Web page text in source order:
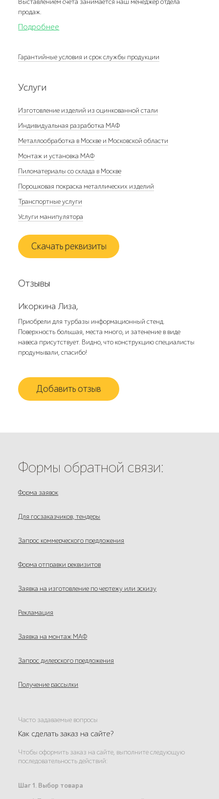
Выставлением счета занимается наш менеджер отдела
продаж.
Подробнее
Гарантийные условия и срок службы продукции
Услуги
Изготовление изделий из оцинкованной стали
Индивидуальная разработка МАФ
Металлообработка в Москве и Московской области
Монтаж и установка МАФ
Пиломатериалы со склада в Москве
Порошковая покраска металлических изделий
Транспортные услуги
Услуги манипулятора
Скачать реквизиты
Отзывы
Икоркина Лиза,
Приобрели для турбазы информационный стенд.
Поверхность большая, места много, и затенение в виде
навеса присутствует. Видно, что конструкцию специалисты
продумывали, спасибо!
Добавить отзыв
Формы обратной связи:
Форма заявок
Для госзаказчиков, тендеры
Запрос коммерческого предложения
Форма отправки реквизитов
Заявка на изготовление по чертежу или эскизу
Рекламация
Заявка на монтаж МАФ
Запрос дилерского предложения
Получение рассылки
Часто задаваемые вопросы
Как сделать заказ на сайте?
Чтобы оформить заказ на сайте, выполните следующую
последовательность действий:
Шаг 1. Выбор товара